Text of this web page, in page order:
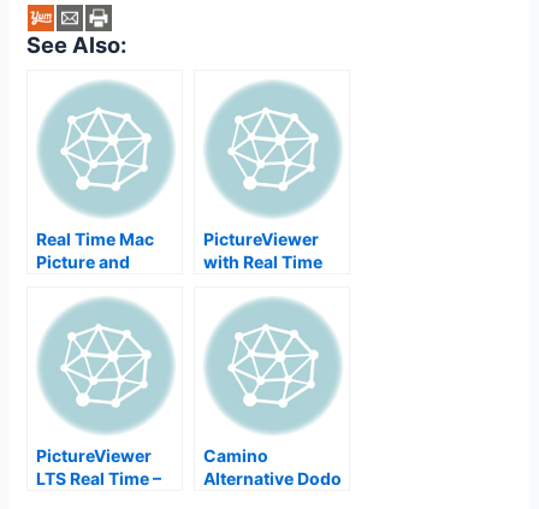
See Also:
Real Time Mac
Picture and
Event
Photographers
PictureViewer
with Real Time
Images WiFi SD
Card, eyefi
PictureViewer
LTS Real Time –
Camino
Alternative Dodo